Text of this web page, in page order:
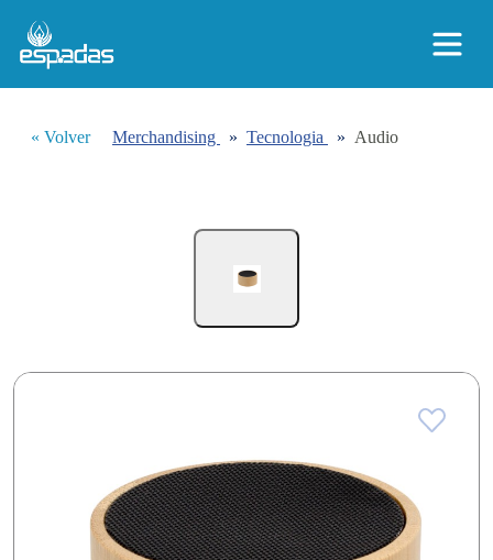
« Volver Merchandising » Tecnologia » Audio